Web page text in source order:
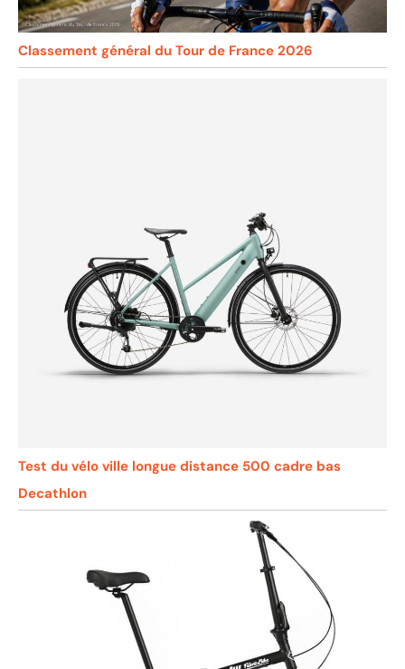
Classement général du Tour de France 2026
Test du vélo ville longue distance 500 cadre bas
Decathlon